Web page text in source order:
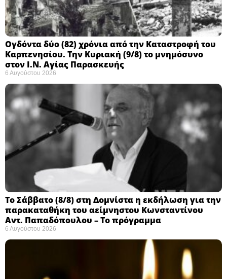
Ογδόντα δύο (82) χρόνια από την Καταστροφή του
Καρπενησίου. Την Κυριακή (9/8) το μνημόσυνο
στον Ι.Ν. Αγίας Παρασκευής
6 Αυγούστου 2026
Το Σάββατο (8/8) στη Δομνίστα η εκδήλωση για την
παρακαταθήκη του αείμνηστου Κωνσταντίνου
Αντ. Παπαδόπουλου – Το πρόγραμμα
6 Αυγούστου 2026